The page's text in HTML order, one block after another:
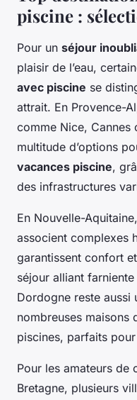
piscine :
Pour un séjour
plaisir de l’eau,
avec piscine se
attrait. En Provence-
comme Nice, Cannes
multitude d’options
vacances piscine,
des infrastructures
En Nouvelle-
associent complexes
garantissent confort
séjour alliant
Dordogne reste aussi
nombreuses maisons
piscines, parfaits
Pour les amateurs de
Bretagne, plusieurs